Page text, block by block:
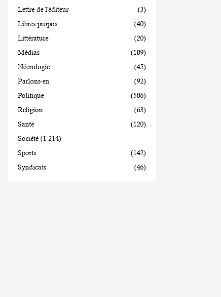
Lettre de l'éditeur
(3)
Libres propos
(40)
Littérature
(20)
Médias
(109)
Nécrologie
(45)
Parlons-en
(92)
Politique
(506)
Religion
(63)
Santé
(120)
Société (1 214)
Sports
(142)
Syndicats
(46)